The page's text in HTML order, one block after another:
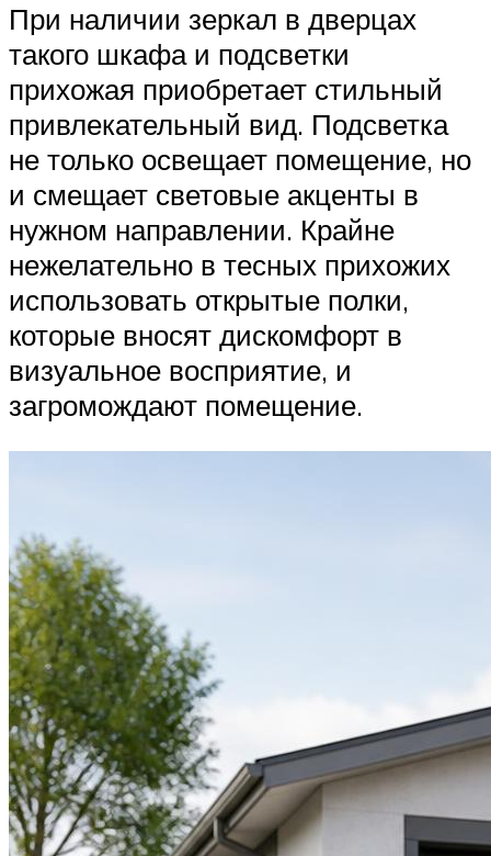
При наличии зеркал в дверцах
такого шкафа и подсветки
прихожая приобретает стильный
привлекательный вид. Подсветка
не только освещает помещение, но
и смещает световые акценты в
нужном направлении. Крайне
нежелательно в тесных прихожих
использовать открытые полки,
которые вносят дискомфорт в
визуальное восприятие, и
загромождают помещение.